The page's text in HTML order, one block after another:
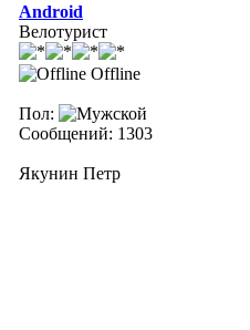
Android
Велотурист
Offline
Пол:
Сообщений: 1303
Якунин Петр